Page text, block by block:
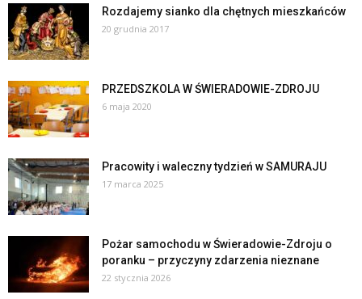
Rozdajemy sianko dla chętnych mieszkańców
20 grudnia 2017
PRZEDSZKOLA W ŚWIERADOWIE-ZDROJU
6 maja 2020
Pracowity i waleczny tydzień w SAMURAJU
17 marca 2025
Pożar samochodu w Świeradowie-Zdroju o
poranku – przyczyny zdarzenia nieznane
22 stycznia 2026